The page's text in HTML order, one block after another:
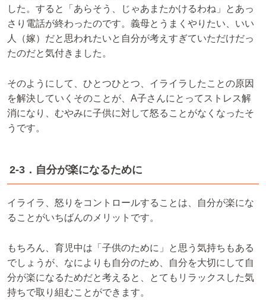
した。すると「あらそう、じゃあまたかけるわね」とあっ
さり電話が終わったのです。義母とうまくやりたい、いい
人（嫁）だと思われたいと自分が考えすぎていただけだっ
たのだと気付きました。
そのようにして、ひとつひとつ、イライラしたことの原因
を解決していくそのことが、A子さんにとってストレス解
消になり、むやみに子供に対して怒ることがなくなったそ
うです。
2-3．自分が楽になるために
イライラ、怒りをコントロールすることは、自分が楽にな
ることがいちばんのメリットです。
もちろん、育児中は「子供のために」と思う気持ちもある
でしょうが、なによりも自分のため、自分を大切にして自
分が楽になるためだと考えると、とてもリラックスした気
持ちで取り組むことができます。